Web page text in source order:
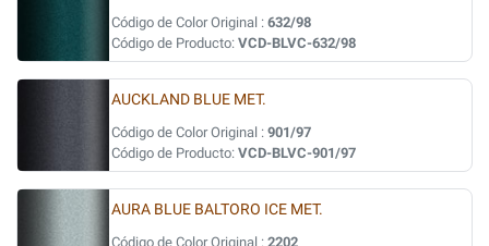
Código de Color Original : 632/98
Código de Producto: VCD-BLVC-632/98
AUCKLAND BLUE MET.
Código de Color Original : 901/97
Código de Producto: VCD-BLVC-901/97
AURA BLUE BALTORO ICE MET.
Código de Color Original : 2202